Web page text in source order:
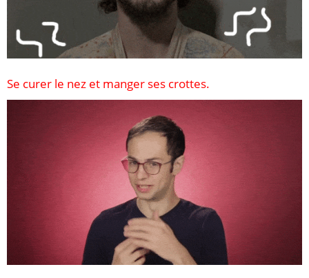
Se curer le nez et manger ses crottes.